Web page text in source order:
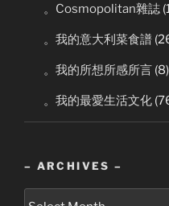
。Cosmopolitan雜誌
。我的意大利菜食譜
。我的所想所感所言 (8)
。我的最愛生活文化
– ARCHIVES –